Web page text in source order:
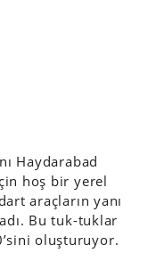
Haydarabad
hoş bir yerel
araçların yanı
Bu tuk-tuklar
oluşturuyor.